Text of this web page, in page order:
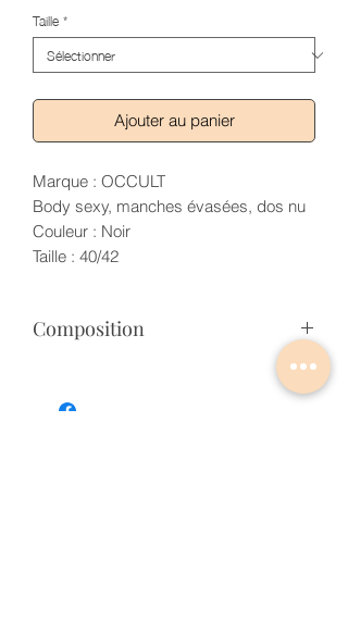
Taille*
Ajouter au panier
Marque : OCCULT
Body sexy, manches évasées, dos nu
Couleur : Noir
Taille : 40/42
Composition